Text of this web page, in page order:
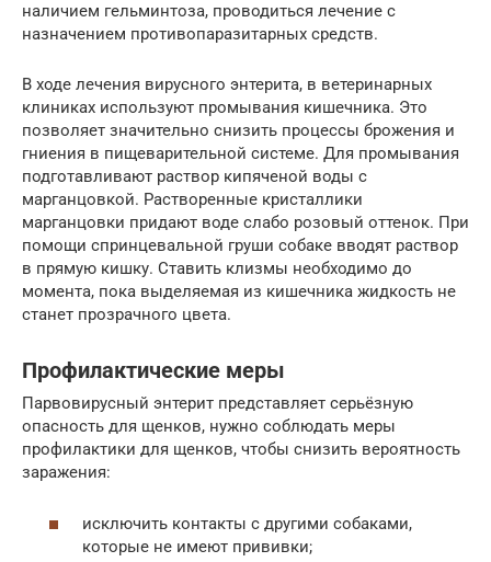
наличием гельминтоза, проводиться лечение с
назначением противопаразитарных средств.
В ходе лечения вирусного энтерита, в ветеринарных
клиниках используют промывания кишечника. Это
позволяет значительно снизить процессы брожения и
гниения в пищеварительной системе. Для промывания
подготавливают раствор кипяченой воды с
марганцовкой. Растворенные кристаллики
марганцовки придают воде слабо розовый оттенок. При
помощи спринцевальной груши собаке вводят раствор
в прямую кишку. Ставить клизмы необходимо до
момента, пока выделяемая из кишечника жидкость не
станет прозрачного цвета.
Профилактические меры
Парвовирусный энтерит представляет серьёзную
опасность для щенков, нужно соблюдать меры
профилактики для щенков, чтобы снизить вероятность
заражения:
исключить контакты с другими собаками,
которые не имеют прививки;